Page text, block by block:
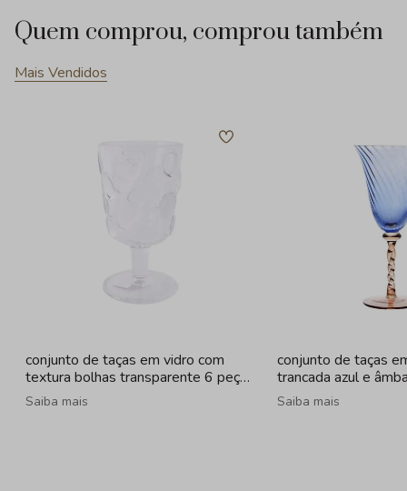
Quem comprou, comprou também
Mais Vendidos
conjunto de taças em vidro com
textura bolhas transparente 6 peças
- 260ml
Saiba mais
conjunto de taças
trancada azul e
320ml
Saiba mais